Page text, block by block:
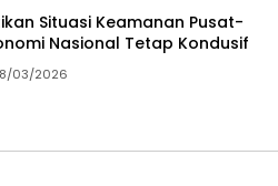
Situasi Keamanan Pusat-
Nasional Tetap Kondusif
03/2026